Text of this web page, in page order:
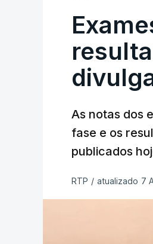
As notas dos
fase e os
publicados
RTP / atualizado 7